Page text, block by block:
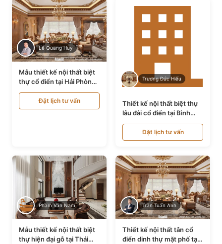
Lê Quang Huy
Mẫu thiết kế nội thất biệt
thự cổ điển tại Hải Phòng
NT24535
Đặt lịch tư vấn
Trương Đức Hiếu
Thiết kế nội thất biệt thự
lâu đài cổ điển tại Bình
Thuận NT21128
Đặt lịch tư vấn
Phạm Văn Nam
Mẫu thiết kế nội thất biệt
thự hiện đại gỗ tại Thái
Trần Tuấn Anh
Thiết kế nội thất tân cổ
điển dinh thự mặt phố tại